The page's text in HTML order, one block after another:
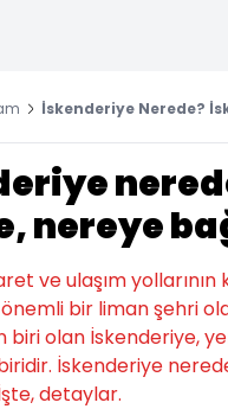
İskenderiye Nerede?
nereye
ve ulaşım
bir liman şehri
biri olan İskenderiye,
İskenderiye
detaylar.